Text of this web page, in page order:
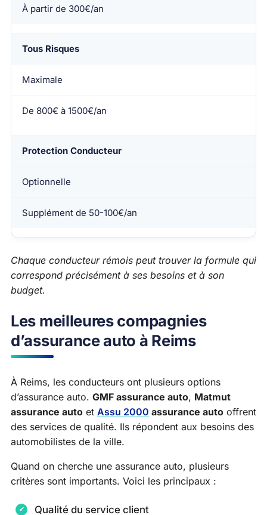
À partir de 300€/an
Tous Risques
Maximale
De 800€ à 1500€/an
Protection Conducteur
Optionnelle
Supplément de 50-100€/an
Chaque conducteur rémois peut trouver la formule qui
correspond précisément à ses besoins et à son
budget.
Les meilleures compagnies
d’assurance auto à Reims
À Reims, les conducteurs ont plusieurs options
d’assurance auto. GMF assurance auto, Matmut
assurance auto et Assu 2000 assurance auto offrent
des services de qualité. Ils répondent aux besoins des
automobilistes de la ville.
Quand on cherche une assurance auto, plusieurs
critères sont importants. Voici les principaux :
Qualité du service client